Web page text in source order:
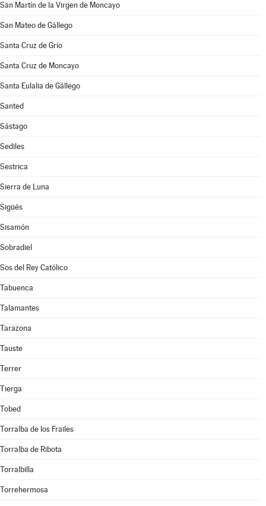
San Martín de la Virgen de Moncayo
San Mateo de Gállego
Santa Cruz de Grío
Santa Cruz de Moncayo
Santa Eulalia de Gállego
Santed
Sástago
Sediles
Sestrica
Sierra de Luna
Sigüés
Sisamón
Sobradiel
Sos del Rey Católico
Tabuenca
Talamantes
Tarazona
Tauste
Terrer
Tierga
Tobed
Torralba de los Frailes
Torralba de Ribota
Torralbilla
Torrehermosa